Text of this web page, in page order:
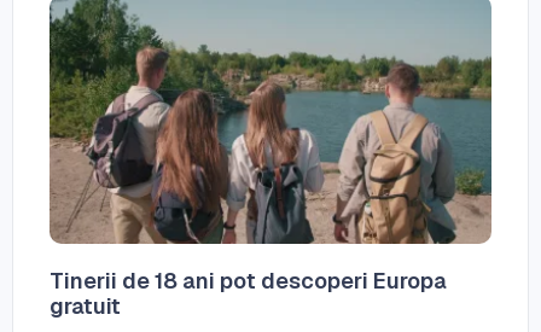
Tinerii de 18 ani pot descoperi Europa
gratuit